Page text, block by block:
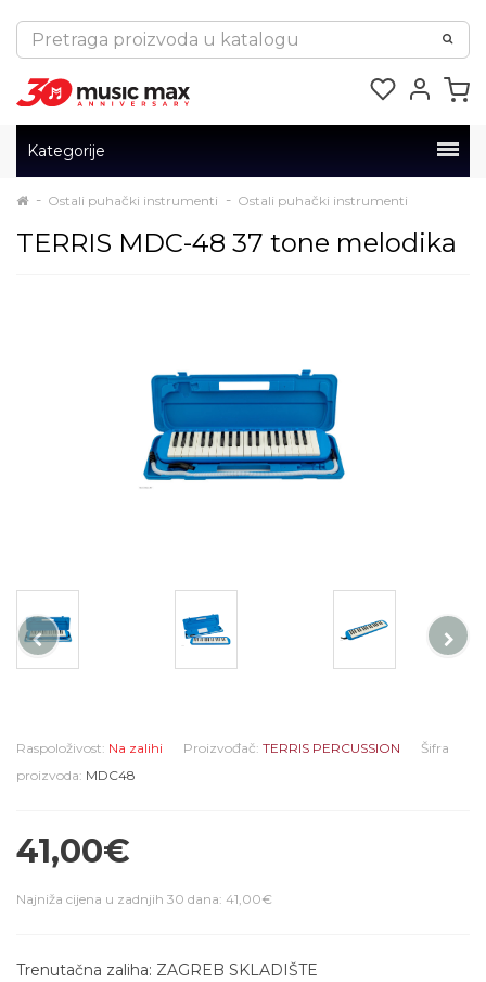
Kategorije
Ostali puhački instrumenti Ostali puhački instrumenti
TERRIS MDC-48 37 tone melodika
Raspoloživost: Na zalihi Proizvođač: TERRIS PERCUSSION
Šifra
proizvoda: MDC48
41,00€
Najniža cijena u zadnjih 30 dana: 41,00€
Trenutačna zaliha: ZAGREB SKLADIŠTE